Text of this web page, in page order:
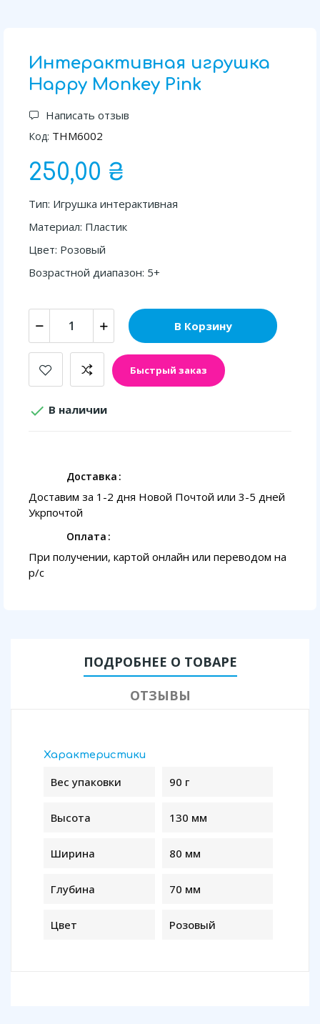
Интерактивная игрушка
Happy Monkey Pink
Написать отзыв
Код: THM6002
250,00 ₴
Тип: Игрушка интерактивная
Материал: Пластик
Цвет: Розовый
Возрастной диапазон: 5+
В Корзину
Быстрый заказ
 В наличии
Доставка
Доставим за 1-2 дня Новой Почтой или 3-5 дней
Укрпочтой
Оплата
При получении, картой онлайн или переводом на
p/с
ПОДРОБНЕЕ О ТОВАРЕ
ОТЗЫВЫ
Характеристики
Вес упаковки 90 г
Высота 130 мм
Ширина 80 мм
Глубина 70 мм
Цвет Розовый